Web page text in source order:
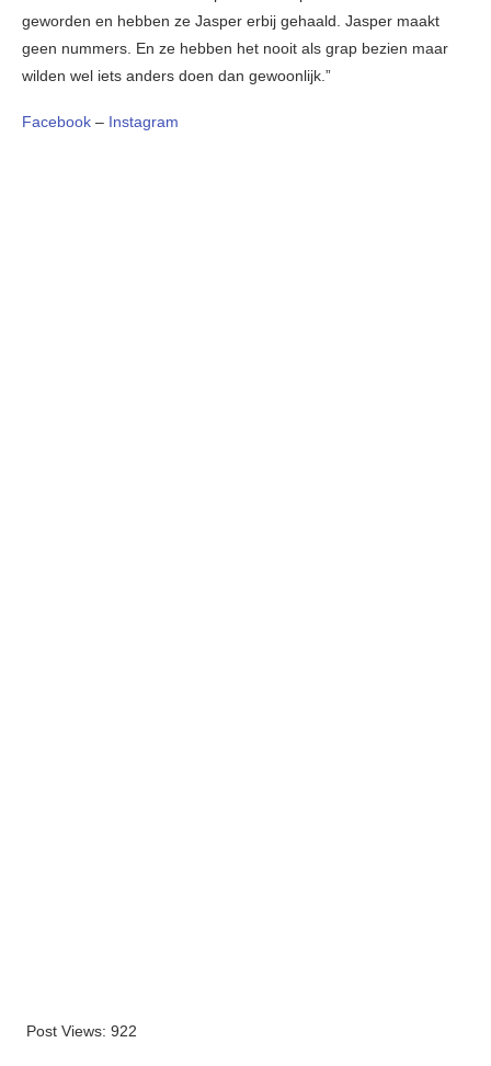
geworden en hebben ze Jasper erbij gehaald. Jasper maakt
geen nummers. En ze hebben het nooit als grap bezien maar
wilden wel iets anders doen dan gewoonlijk.”
Facebook – Instagram
Post Views: 922